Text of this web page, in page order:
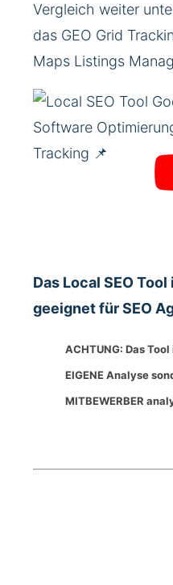
Vergleich weiter
das GEO Grid
Maps Listings
Das Local SEO
geeignet für SEO
ACHTUNG: Das
EIGENE Analyse
MITBEWERBER